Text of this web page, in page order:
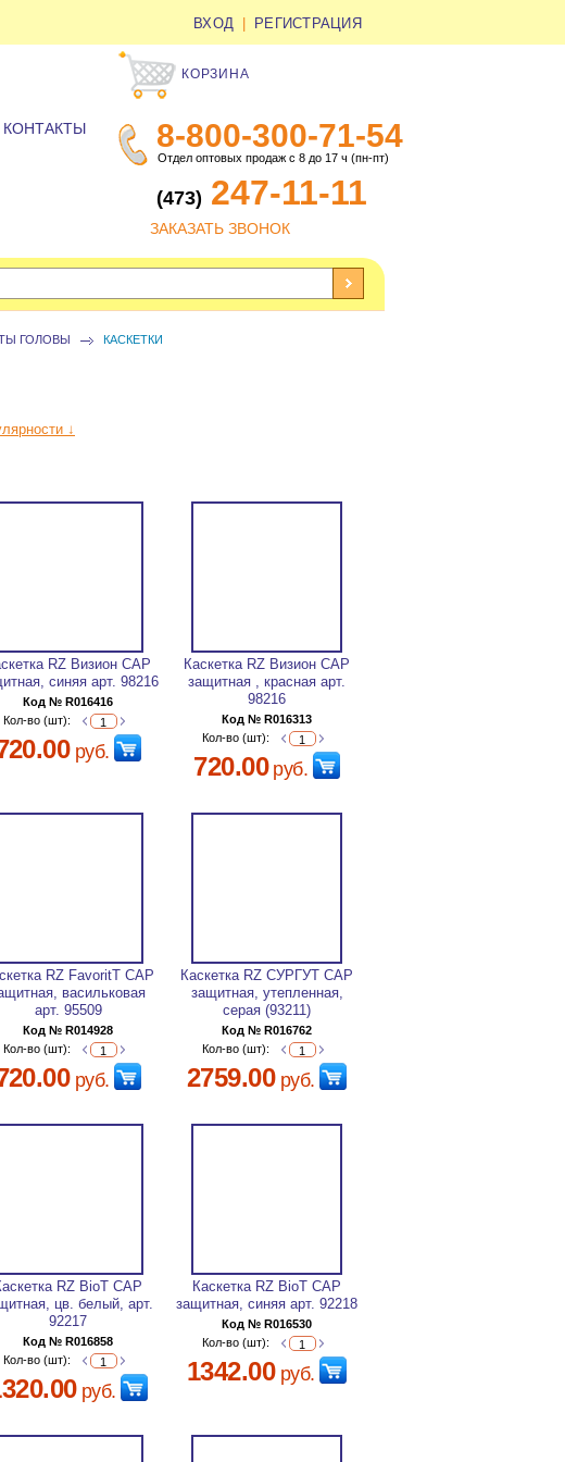
ВХОД РЕГИСТРАЦИЯ
КОРЗИНА
8-800-300-71-54
Отдел оптовых продаж с 8 до 17 ч (пн-пт)
(473) 247-11-11
ЗАКАЗАТЬ ЗВОНОК
КОНТАКТЫ
ГОЛОВЫ КАСКЕТКИ
↓
RZ Визион CAP
синяя арт. 98216
Код № R016416
Кол-во (шт):
руб.
Каскетка RZ Визион CAP
защитная , красная арт.
98216
Код № R016313
Кол-во (шт):
720.00руб.
RZ FavoritT CAP
васильковая
арт. 95509
Код № R014928
Кол-во (шт):
руб.
Каскетка RZ СУРГУТ CAP
защитная, утепленная,
серая (93211)
Код № R016762
Кол-во (шт):
2759.00руб.
RZ BioT CAP
цв. белый, арт.
92217
Код № R016858
Кол-во (шт):
руб.
Каскетка RZ BioT CAP
защитная, синяя арт. 92218
Код № R016530
Кол-во (шт):
1342.00руб.